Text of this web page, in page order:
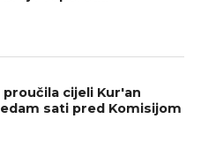
cijeli Kur'an
sati pred Komisijom